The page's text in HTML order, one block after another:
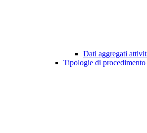
Dati aggregati
Tipologie di procedimento